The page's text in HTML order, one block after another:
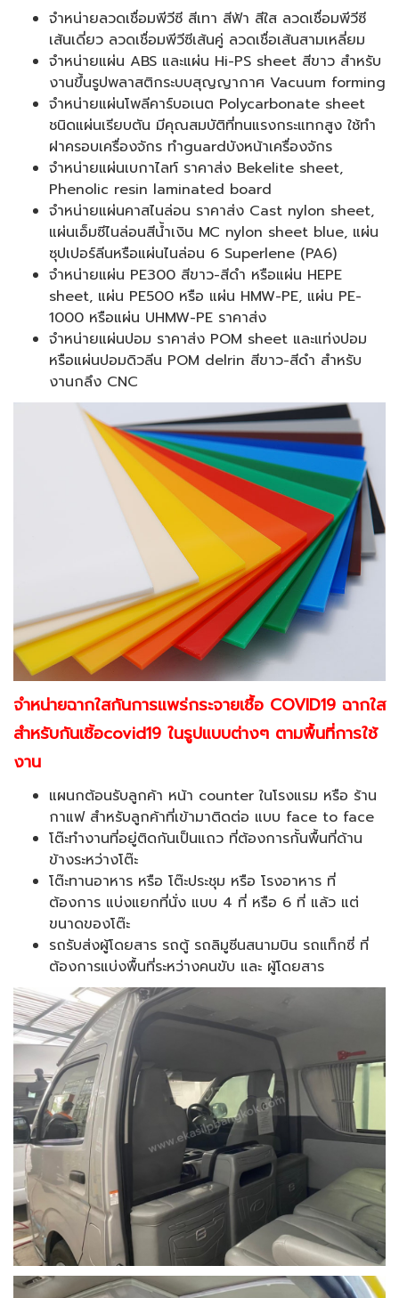
จำหน่ายลวดเชื่อมพีวีซี สีเทา สีฟ้า สีใส ลวดเชื่อมพีวีซี
เส้นเดี่ยว ลวดเชื่อมพีวีซีเส้นคู่ ลวดเชื่อเส้นสามเหลี่ยม
จำหน่ายแผ่น ABS และแผ่น Hi-PS sheet สีขาว สำหรับ
งานขึ้นรูปพลาสติกระบบสุญญากาศ Vacuum forming
จำหน่ายแผ่นโพลีคาร์บอเนต Polycarbonate sheet
ชนิดแผ่นเรียบตัน มีคุณสมบัติที่ทนแรงกระแทกสูง ใช้ทำ
ฝาครอบเครื่องจักร ทำguardบังหน้าเครื่องจักร
จำหน่ายแผ่นเบกาไลท์ ราคาส่ง Bekelite sheet,
Phenolic resin laminated board
จำหน่ายแผ่นคาสไนล่อน ราคาส่ง Cast nylon sheet,
แผ่นเอ็มซีไนล่อนสีน้ำเงิน MC nylon sheet blue, แผ่น
ซุปเปอร์ลีนหรือแผ่นไนล่อน 6 Superlene (PA6)
จำหน่ายแผ่น PE300 สีขาว-สีดำ หรือแผ่น HEPE
sheet, แผ่น PE500 หรือ แผ่น HMW-PE, แผ่น PE-
1000 หรือแผ่น UHMW-PE ราคาส่ง
จำหน่ายแผ่นปอม ราคาส่ง POM sheet และแท่งปอม
หรือแผ่นปอมดิวลีน POM delrin สีขาว-สีดำ สำหรับ
งานกลึง CNC
จำหน่ายฉากใสกันการแพร่กระจายเชื้อ COVID19 ฉากใส
สำหรับกันเชิ้อcovid19 ในรูปแบบต่างๆ ตามพื้นที่การใช้
งาน
แผนกต้อนรับลูกค้า หน้า counter ในโรงแรม หรือ ร้าน
กาแฟ สำหรับลูกค้าที่เข้ามาติดต่อ แบบ face to face
โต๊ะทำงานที่อยู่ติดกันเป็นแถว ที่ต้องการกั้นพื้นที่ด้าน
ข้างระหว่างโต๊ะ
โต๊ะทานอาหาร หรือ โต๊ะประชุม หรือ โรงอาหาร ที่
ต้องการ แบ่งแยกที่นั่ง แบบ 4 ที่ หรือ 6 ที่ แล้ว แต่
ขนาดของโต๊ะ
รถรับส่งผู้โดยสาร รถตู้ รถลิมูซีนสนามบิน รถแท็กซี่ ที่
ต้องการแบ่งพื้นที่ระหว่างคนขับ และ ผู้โดยสาร